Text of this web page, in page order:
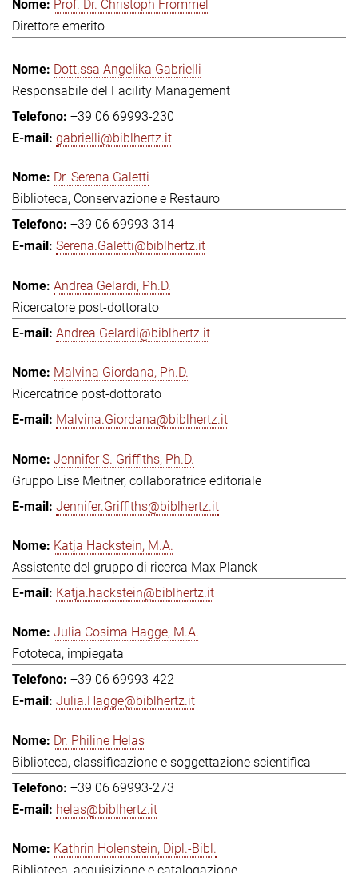
Prof. Dr. Christoph Frommel
Direttore emerito
Dott.ssa Angelika Gabrielli
Responsabile del Facility Management
+39 06 69993-230
gabrielli@biblhertz.it
Dr. Serena Galetti
Biblioteca, Conservazione e Restauro
+39 06 69993-314
Serena.Galetti@biblhertz.it
Andrea Gelardi, Ph.D.
Ricercatore post-dottorato
Andrea.Gelardi@biblhertz.it
Malvina Giordana, Ph.D.
Ricercatrice post-dottorato
Malvina.Giordana@biblhertz.it
Jennifer S. Griffiths, Ph.D.
Gruppo Lise Meitner, collaboratrice editoriale
Jennifer.Griffiths@biblhertz.it
Katja Hackstein, M.A.
Assistente del gruppo di ricerca Max Planck
Katja.hackstein@biblhertz.it
Julia Cosima Hagge, M.A.
Fototeca, impiegata
+39 06 69993-422
Julia.Hagge@biblhertz.it
Dr. Philine Helas
Biblioteca, classificazione e soggettazione scientifica
+39 06 69993-273
helas@biblhertz.it
Kathrin Holenstein, Dipl.-Bibl.